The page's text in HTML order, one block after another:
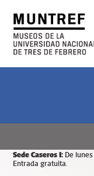
Días y horarios de
Sede Caseros I: De
Entrada gratuita.
CENTER OF ART
AND NATURE
ART AND